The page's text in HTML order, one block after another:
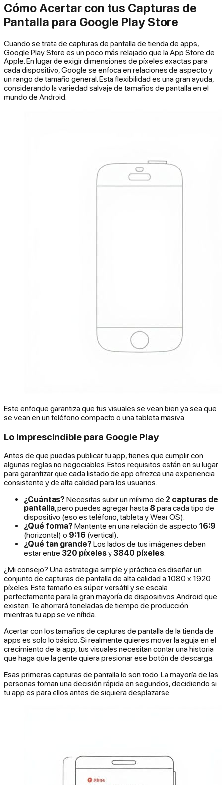
Cómo Acertar con tus Capturas de
Pantalla para Google Play Store
Cuando se trata de capturas de pantalla de tienda de apps,
Google Play Store es un poco más relajado que la App Store de
Apple. En lugar de exigir dimensiones de píxeles exactas para
cada dispositivo, Google se enfoca en relaciones de aspecto y
un rango de tamaño general. Esta flexibilidad es una gran ayuda,
considerando la variedad salvaje de tamaños de pantalla en el
mundo de Android.
Este enfoque garantiza que tus visuales se vean bien ya sea que
se vean en un teléfono compacto o una tableta masiva.
Lo Imprescindible para Google Play
Antes de que puedas publicar tu app, tienes que cumplir con
algunas reglas no negociables. Estos requisitos están en su lugar
para garantizar que cada listado de app ofrezca una experiencia
consistente y de alta calidad para los usuarios.
¿Cuántas? Necesitas subir un mínimo de 2 capturas de
pantalla, pero puedes agregar hasta 8 para cada tipo de
dispositivo (eso es teléfono, tableta y Wear OS).
¿Qué forma? Mantente en una relación de aspecto 16:9
(horizontal) o 9:16 (vertical).
¿Qué tan grande? Los lados de tus imágenes deben
estar entre 320 píxelesy3840 píxeles
¿Mi consejo? Una estrategia simple y práctica es diseñar un
conjunto de capturas de pantalla de alta calidad a 1080 x 1920
píxeles. Este tamaño es súper versátil y se escala
perfectamente para la gran mayoría de dispositivos Android que
existen. Te ahorrará toneladas de tiempo de producción
mientras tu app se ve nítida.
Acertar con los tamaños de capturas de pantalla de la tienda de
apps es solo lo básico. Si realmente quieres mover la aguja en el
crecimiento de la app, tus visuales necesitan contar una historia
que haga que la gente quiera presionar ese botón de descarga.
Esas primeras capturas de pantalla lo son todo. La mayoría de las
personas toman una decisión rápida en segundos, decidiendo si
tu app es para ellos antes de siquiera desplazarse.